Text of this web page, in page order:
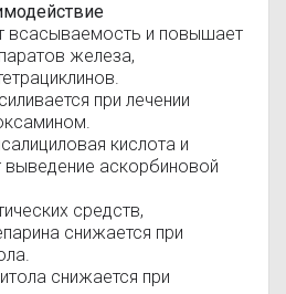
всасываемость и повышает
железа,
при лечении
кислота и
выведение аскорбиновой
средств,
снижается при
снижается при